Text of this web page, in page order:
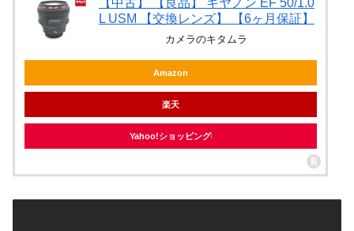
L USM 【交換レンズ】 【6ヶ月保証】
カメラのキタムラ
Amazon
楽天
Yahoo!ショッピング